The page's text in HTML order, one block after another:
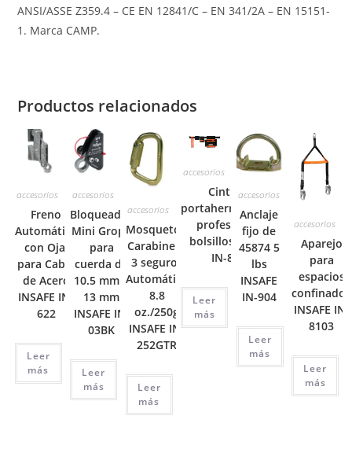
ANSI/ASSE Z359.4 – CE EN 12841/C – EN 341/2A – EN 15151-
1. Marca CAMP.
Productos relacionados
accesorios
Freno
Automático
con Ojal
para Cable
de Acero
INSAFE IN-
622
Leer
más
accesorios
Bloqueador
Mini Grope
para
cuerda de
10.5 mm a
13 mm
INSAFE IN-
03BK
Leer
más
accesorios
Mosquetón
Carabinero
3 seguros
Automático
8.8
oz./250g
INSAFE IN-
252GTR
Leer
más
accesorios
Cinturon
portaherramientas
profesional 6
bolsillos INSAFE
IN-8095
Leer
más
accesorios
Anclaje
fijo de
45874 5
lbs
INSAFE
IN-904
Leer
más
accesorios
Aparejo
para
espacios
confinados
INSAFE IN-
8103
Leer
más